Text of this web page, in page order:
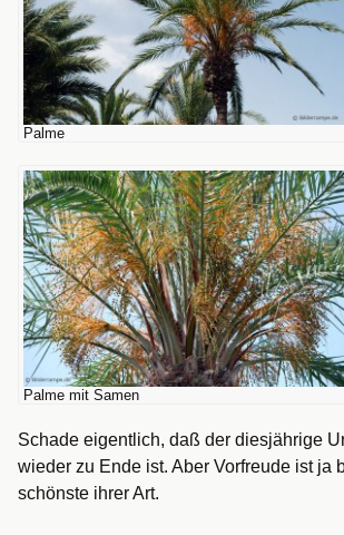
Palme
Palme mit Samen
Schade eigentlich, daß der diesjährige
wieder zu Ende ist. Aber Vorfreude ist ja
schönste ihrer Art.